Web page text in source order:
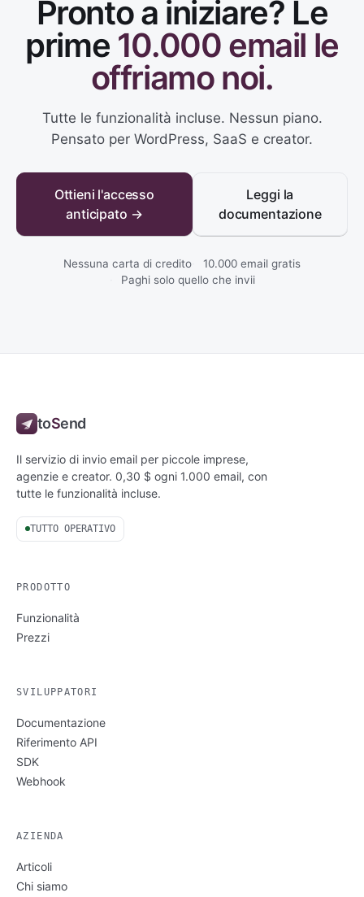
Pronto a iniziare? Le
prime 10.000 email le
offriamo noi.
Tutte le funzionalità incluse. Nessun piano.
Pensato per WordPress, SaaS e creator.
Ottieni l'accesso
anticipato →
Leggi la
documentazione
Nessuna carta di credito
10.000 email gratis
Paghi solo quello che invii
toSend
Il servizio di invio email per piccole imprese,
agenzie e creator. 0,30 $ ogni 1.000 email, con
tutte le funzionalità incluse.
TUTTO OPERATIVO
PRODOTTO
Funzionalità
Prezzi
SVILUPPATORI
Documentazione
Riferimento API
SDK
Webhook
AZIENDA
Articoli
Chi siamo